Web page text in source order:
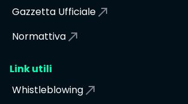
Gazzetta Ufficiale
Normattiva
Link utili
Whistleblowing